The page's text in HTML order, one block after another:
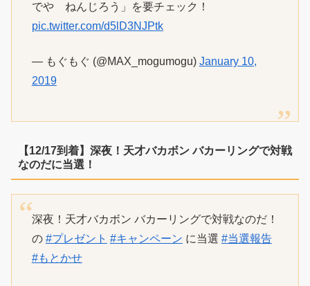
でや ねんじろう」を要チェック！
pic.twitter.com/d5lD3NJPtk
— もぐもぐ (@MAX_mogumogu) January 10,
2019
【12/17到着】深夜！天才バカボン バカーリングで対戦
なのだに当選！
深夜！天才バカボン バカーリングで対戦なのだ！
の #プレゼント #キャンペーン に当選 #当選報告
#もとかせ